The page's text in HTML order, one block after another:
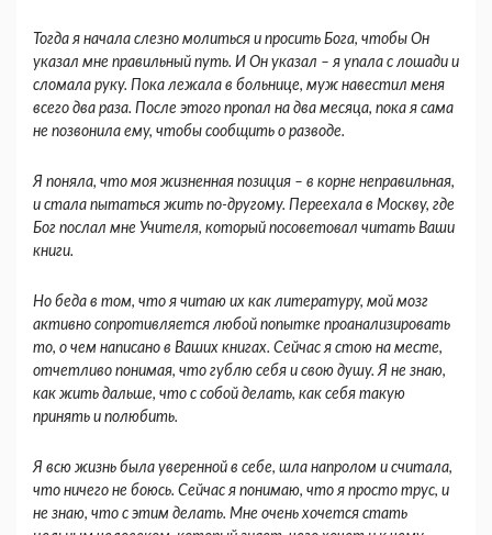
Тогда я начала слезно молиться и просить Бога, чтобы Он
указал мне правильный путь. И Он указал – я упала с лошади и
сломала руку. Пока лежала в больнице, муж навестил меня
всего два раза. После этого пропал на два месяца, пока я сама
не позвонила ему, чтобы сообщить о разводе.
Я поняла, что моя жизненная позиция – в корне неправильная,
и стала пытаться жить по-другому. Переехала в Москву, где
Бог послал мне Учителя, который посоветовал читать Ваши
книги.
Но беда в том, что я читаю их как литературу, мой мозг
активно сопротивляется любой попытке проанализировать
то, о чем написано в Ваших книгах. Сейчас я стою на месте,
отчетливо понимая, что гублю себя и свою душу. Я не знаю,
как жить дальше, что с собой делать, как себя такую
принять и полюбить.
Я всю жизнь была уверенной в себе, шла напролом и считала,
что ничего не боюсь. Сейчас я понимаю, что я просто трус, и
не знаю, что с этим делать. Мне очень хочется стать